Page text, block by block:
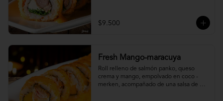
$9.500
Fresh Mango-maracuya
Roll relleno de salmón panko, queso
crema y mango, empolvado en coco -
merken, acompañado de una salsa de